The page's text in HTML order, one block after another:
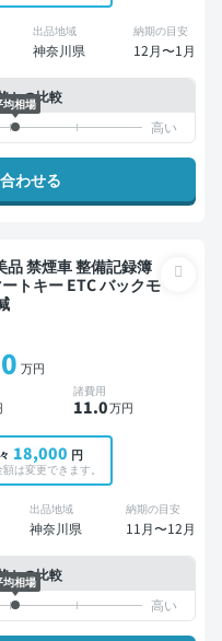
出品地域
神奈川県
納期の目安
12月〜1月
との比較
均相場
わせる
トキー ETC バックモ
万円
諸費用
11.0万円
18,000 円
は変更できます。
出品地域
神奈川県
納期の目安
11月〜12月
との比較
均相場